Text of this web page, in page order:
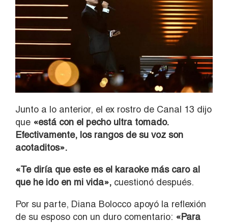
Junto a lo anterior, el ex rostro de Canal 13 dijo
que «está con el pecho ultra tomado.
Efectivamente, los rangos de su voz son
acotaditos».
«Te diría que este es el karaoke más caro al
que he ido en mi vida», cuestionó después.
Por su parte, Diana Bolocco apoyó la reflexión
de su esposo con un duro comentario: «Para